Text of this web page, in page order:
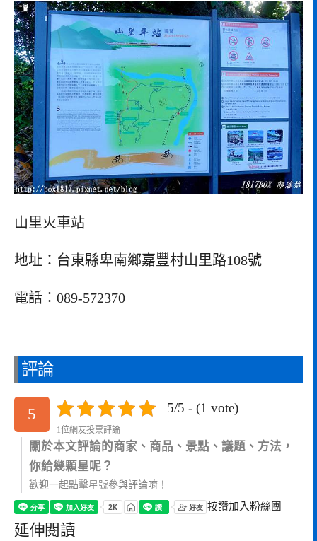
山里火車站
地址：台東縣卑南鄉嘉豐村山里路108號
電話：089-572370
評論
5 5/5 - (1 vote)
1位網友投票評論
關於本文評論的商家、商品、景點、議題、方法，
你給幾顆星呢？
歡迎一起點擊星號參與評論唷！
按讚加入粉絲團
延伸閱讀